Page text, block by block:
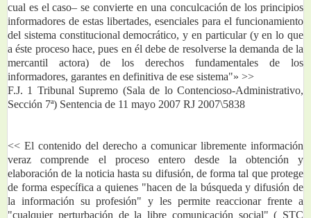
cual es el caso– se convierte en una conculcación de los principios
informadores de estas libertades, esenciales para el funcionamiento
del sistema constitucional democrático, y en particular (y en lo que
a éste proceso hace, pues en él debe de resolverse la demanda de la
mercantil actora) de los derechos fundamentales de los
informadores, garantes en definitiva de ese sistema"» >>
F.J. 1 Tribunal Supremo (Sala de lo Contencioso-Administrativo,
Sección 7ª) Sentencia de 11 mayo 2007 RJ 2007\5838
<< El contenido del derecho a comunicar libremente información
veraz comprende el proceso entero desde la obtención y
elaboración de la noticia hasta su difusión, de forma tal que protege
de forma específica a quienes "hacen de la búsqueda y difusión de
la información su profesión" y les permite reaccionar frente a
"cualquier perturbación de la libre comunicación social" ( STC